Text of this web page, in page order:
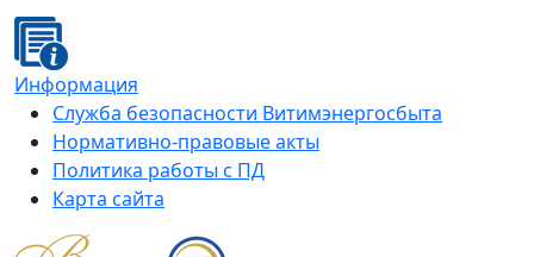
Информация
Служба безопасности Витимэнергосбыта
Нормативно-правовые акты
Политика работы с ПД
Карта сайта